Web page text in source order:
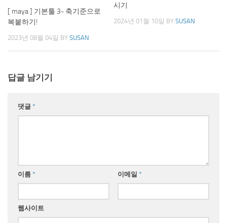
[ maya ] 기본툴 3- 축기준으로
복붙하기!
2023년 08월 04일 BY SUSAN
시기
2024년 01월 10일 BY SUSAN
답글 남기기
댓글 *
이름 * 이메일 *
웹사이트